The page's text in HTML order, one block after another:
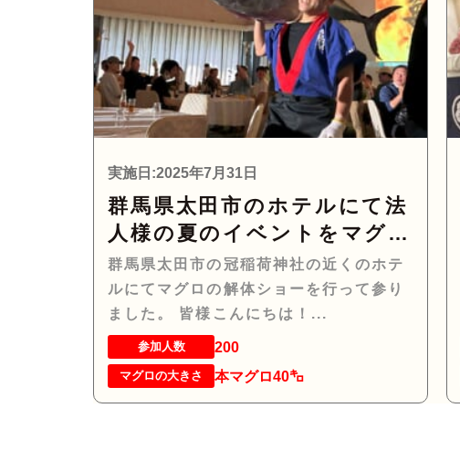
実施日:2025年7月31日
群馬県太田市のホテルにて法
人様の夏のイベントをマグロ
の解体ショーで盛り上げて参
りました！！
群馬県太田市の冠稲荷神社の近くのホテ
ルにてマグロの解体ショーを行って参り
ました。 皆様こんにちは！...
参加人数 200
マグロの大きさ 本マグロ40㌔